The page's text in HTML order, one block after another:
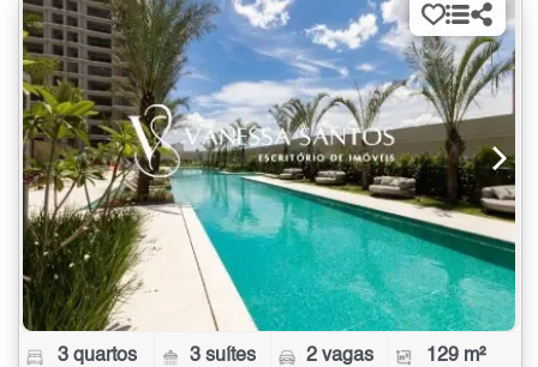
3 quartos 3 suítes 2 vagas 129 m²